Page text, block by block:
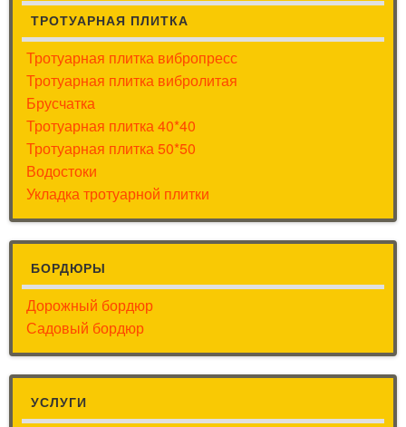
ТРОТУАРНАЯ ПЛИТКА
Тротуарная плитка вибропресс
Тротуарная плитка вибролитая
Брусчатка
Тротуарная плитка 40*40
Тротуарная плитка 50*50
Водостоки
Укладка тротуарной плитки
БОРДЮРЫ
Дорожный бордюр
Садовый бордюр
УСЛУГИ